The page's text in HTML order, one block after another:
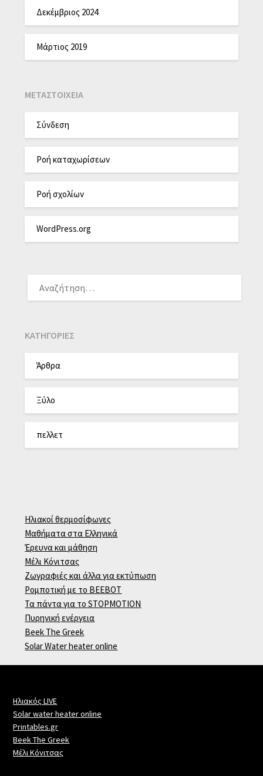
Δεκέμβριος 2024
Μάρτιος 2019
ΜΕΤΑΣΤΟΙΧΕΊΑ
Σύνδεση
Ροή καταχωρίσεων
Ροή σχολίων
WordPress.org
KΑΤΗΓΟΡΊΕΣ
Άρθρα
Ξύλο
πελλετ
Ηλιακοί θερμοσίφωνες
Μαθήματα στα Ελληνικά
Έρευνα και μάθηση
Μέλι Κόνιτσας
Ζωγραφιές και άλλα για εκτύπωση
Ρομποτική με το BEEBOT
Τα πάντα για το STOPMOTION
Πυρηνική ενέργεια
Beek The Greek
Solar Water heater online
Ηλιακός LIVE
Solar water heater online
Printables.gr
Beek The Greek
Μέλι Κόνιτσας